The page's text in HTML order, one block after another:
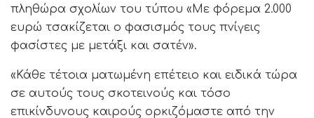
πληθώρα σχολίων του τύπου «Mε φόρεμα 2.000
ευρώ τσακίζεται ο φασισμός τους πνίγεις
φασίστες με μετάξι και σατέν».
«Κάθε τέτοια ματωμένη επέτειο και ειδικά τώρα
σε αυτούς τους σκοτεινούς και τόσο
επικίνδυνους καιρούς ορκιζόμαστε από την